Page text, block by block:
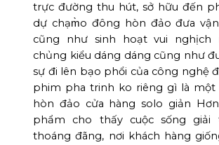
trực đường thu hút, sở hữu đến
dự chạm̀o đông hòn đảo đưa
cũng như sinh hoạt vui nghịch
chủng kiểu dáng dáng cũng như
sự đi lên bạo phổi của công nghệ
phim pha trinh ko riêng gì là
hòn đảo cửa hàng solo giản
phẩm cho thấy cuộc sống
thoáng đãng, nơi khách hàng